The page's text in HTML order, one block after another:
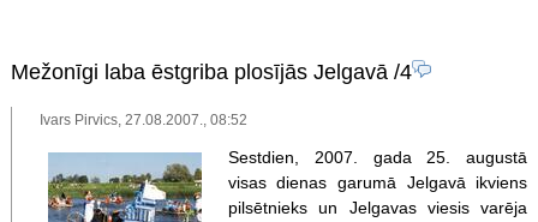
Mežonīgi laba ēstgriba plosījās Jelgavā/4
Ivars Pirvics, 27.08.2007., 08:52
Sestdien, 2007. gada 25. augustā
visas dienas garumā Jelgavā ikviens
pilsētnieks un Jelgavas viesis varēja